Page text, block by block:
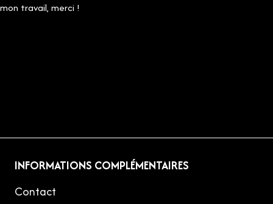
mon travail, merci !
INFORMATIONS COMPLÉMENTAIRES
Contact